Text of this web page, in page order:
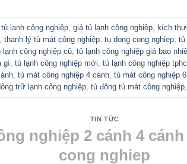
lạnh công nghiệp giá tủ lạnh công nghiệp kích
thanh lý tủ mát công nghiệp tu dong cong nghiep tủ
lạnh công nghiệp cũ tủ lạnh công nghiệp giá bao
gì tủ lạnh công nghiệp mới tủ lạnh công nghiệp
tủ mát công nghiệp 4 cánh tủ mát công nghiệp
trữ lạnh công nghiệp tủ đông tủ mát công nghiệp
TIN TỨC
nghiệp 2 cánh 4
cong nghiep